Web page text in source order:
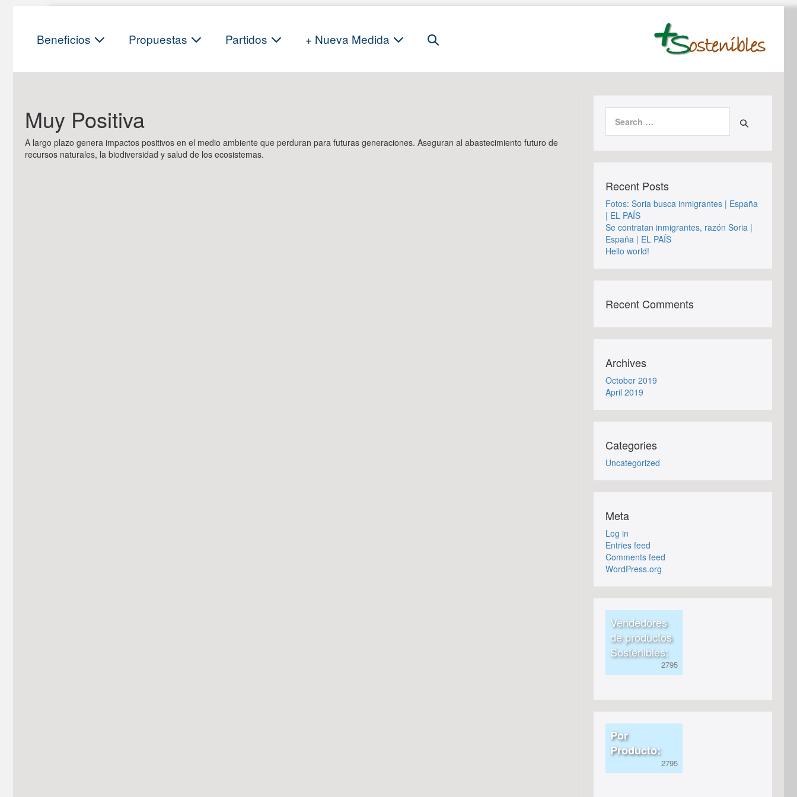
Beneficios Propuestas Partidos + Nueva Medida
Search
Muy Positiva
A largo plazo genera impactos positivos en el medio ambiente que perduran para futuras generaciones. Aseguran al abastecimiento futuro de
recursos naturales, la biodiversidad y salud de los ecosistemas.
for:
Recent Posts
Fotos: Soria busca inmigrantes | España
| EL PAÍS
Se contratan inmigrantes, razón Soria |
España | EL PAÍS
Hello world!
Recent Comments
Archives
October 2019
April 2019
Categories
Uncategorized
Meta
Log in
Entries feed
Comments feed
WordPress.org
Vendedores
de productos
Sostenibles:
Por
Producto: